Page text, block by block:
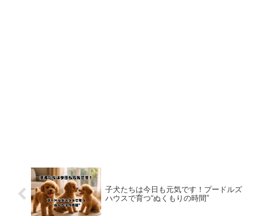
子犬たちは今日も元気です！プードルズ
ハウスで育つ“ぬくもりの時間”